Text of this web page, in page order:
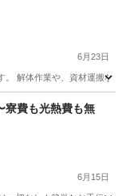
6月23日
。 解体作業や、資材運搬
寮費も光熱費も無
6月15日